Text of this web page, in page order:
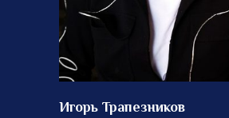
Игорь Трапезников